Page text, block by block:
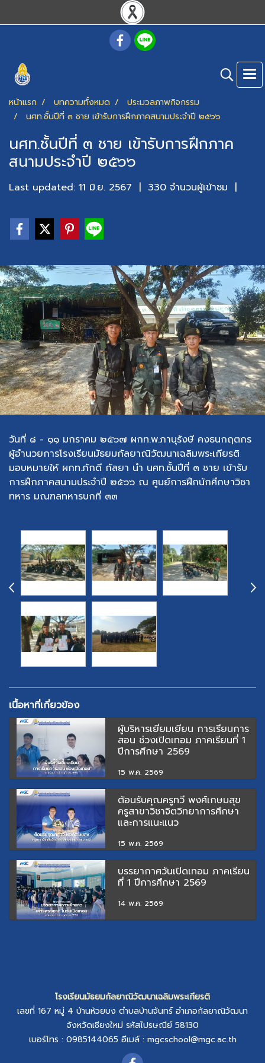
หน้าแรก บทความทั้งหมด
ประมวลภาพกิจกรรม
นศท.ชั้นปีที่ ๓ ชาย เข้ารับการฝึกภาคสนามประจำปี ๒๕๖๖
นศท.ชั้นปีที่ ๓ ชาย เข้ารับการฝึกภาค
สนามประจำปี ๒๕๖๖
Last updated: 11 มิ.ย. 2567 | 330 จำนวนผู้เข้าชม |
วันที่ ๘ - ๑๑ มกราคม ๒๕๖๗ ผกท.พ.ภานุรังษี คงธนกฤตกร
ผู้อำนวยการโรงเรียนมัธยมกัลยาณิวัฒนาเฉลิมพระเกียรติ
มอบหมายให้ ผกท.ภักดี กัลยา นำ นศท.ชั้นปีที่ ๓ ชาย เข้ารับ
การฝึกภาคสนามประจำปี ๒๕๖๖ ณ ศูนย์การฝึกนักศึกษาวิชา
ทหาร มณฑลทหารบกที่ ๓๓
เนื้อหาที่เกี่ยวข้อง
ผู้บริหารเยี่ยมเยียน การเรียนการ
สอน ช่วงเปิดเทอม ภาคเรียนที่ 1
ปีการศึกษา 2569
15 พ.ค. 2569
ต้อนรับคุณครูทวี พงศ์เกษมสุข
ครูสาขาวิชาจิตวิทยาการศึกษา
และการแนะแนว
15 พ.ค. 2569
บรรยากาศวันเปิดเทอม ภาคเรียน
ที่ 1 ปีการศึกษา 2569
14 พ.ค. 2569
โรงเรียนมัธยมกัลยาณิวัฒนาเฉลิมพระเกียรติ
เลขที่ 167 หมู่ 4 บ้านห้วยบง ตำบลบ้านจันทร์อำเภอกัลยาณิวัฒนา
จังหวัดเชียงใหม่ รหัสไปรษณีย์ 58130
เบอร์โทร : 0985144065 อีเมล์ : mgcschool@mgc.ac.th